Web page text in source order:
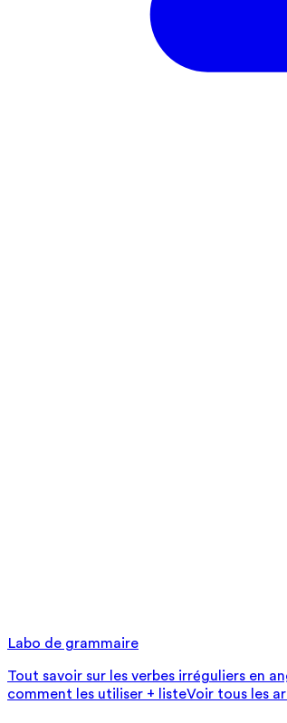
Labo de grammaire
Tout savoir sur les verbes irréguliers en
comment les utiliser + listeVoir tous les